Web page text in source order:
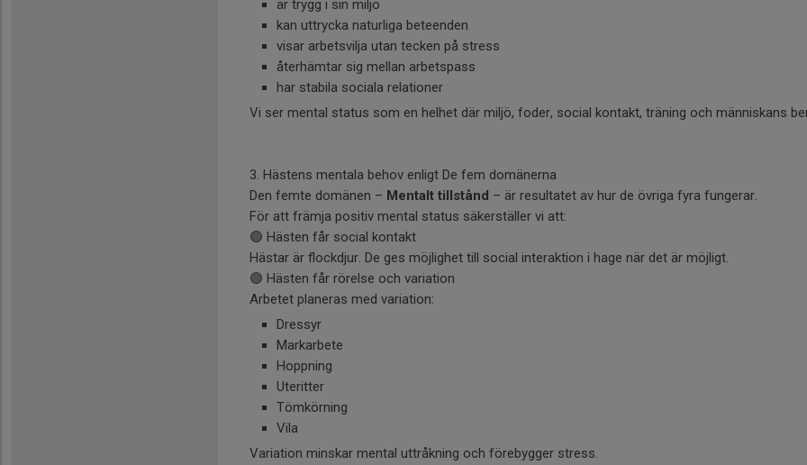
är trygg i sin miljö
kan uttrycka naturliga beteenden
visar arbetsvilja utan tecken på stress
återhämtar sig mellan arbetspass
har stabila sociala relationer
Vi ser mental status som en helhet där miljö, foder, social kontakt, träning och människans
3. Hästens mentala behov enligt De fem domänerna
Den femte domänen – Mentalt tillstånd – är resultatet av hur de övriga fyra fungerar.
För att främja positiv mental status säkerställer vi att:
🟢 Hästen får social kontakt
Hästar är flockdjur. De ges möjlighet till social interaktion i hage när det är möjligt.
🟢 Hästen får rörelse och variation
Arbetet planeras med variation:
Dressyr
Markarbete
Hoppning
Uteritter
Tömkörning
Vila
Variation minskar mental uttråkning och förebygger stress.